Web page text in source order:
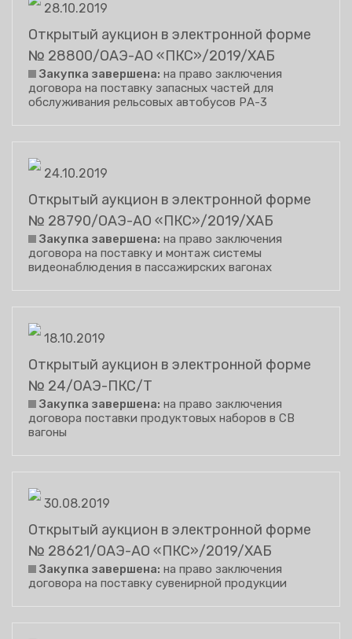
28.10.2019
Открытый аукцион в электронной форме
№ 28800/ОАЭ-АО «ПКС»/2019/ХАБ
Закупка завершена: на право заключения
договора на поставку запасных частей для
обслуживания рельсовых автобусов РА-3
24.10.2019
Открытый аукцион в электронной форме
№ 28790/ОАЭ-АО «ПКС»/2019/ХАБ
Закупка завершена: на право заключения
договора на поставку и монтаж системы
видеонаблюдения в пассажирских вагонах
18.10.2019
Открытый аукцион в электронной форме
№ 24/ОАЭ-ПКС/Т
Закупка завершена: на право заключения
договора поставки продуктовых наборов в СВ
вагоны
30.08.2019
Открытый аукцион в электронной форме
№ 28621/ОАЭ-АО «ПКС»/2019/ХАБ
Закупка завершена: на право заключения
договора на поставку сувенирной продукции